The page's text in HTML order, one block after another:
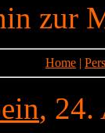
zur
Home |
, 24.